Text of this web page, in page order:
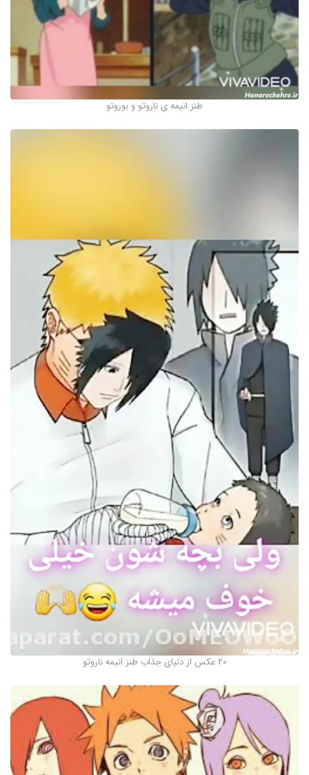
طنز انیمه ی ناروتو و بوروتو
20 عکس از دنیای جذاب طنز انیمه ناروتو